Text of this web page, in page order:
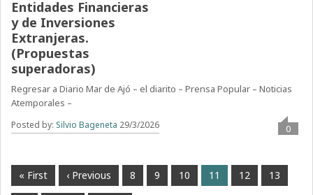
Entidades Financieras
y de Inversiones
Extranjeras.
(Propuestas
superadoras)
Regresar a Diario Mar de Ajó – el diarito – Prensa Popular – Noticias
Atemporales –
Posted by: Silvio Bageneta 29/3/2026 0
« First ‹ Previous 8 9 10 11 12 13